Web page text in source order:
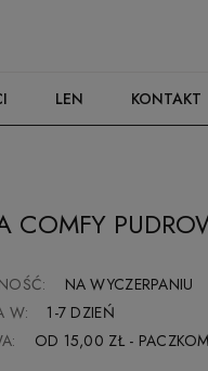
LEN KONTAKT
COMFY
NA WYCZERPANIU
W:
1-7 DZIEŃ
OD 15,00 ZŁ -